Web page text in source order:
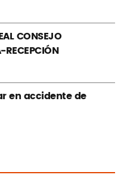
CONSEJO
RECEPCIÓN
en accidente de